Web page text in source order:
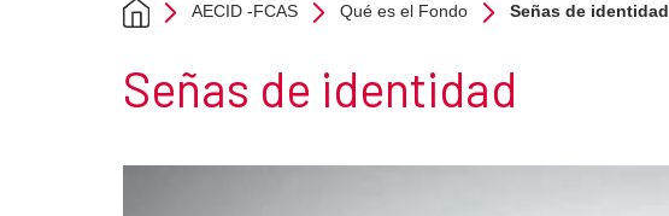
AECID -FCAS Qué es el Fondo Señas de identidad
Section title
Señas de identidad